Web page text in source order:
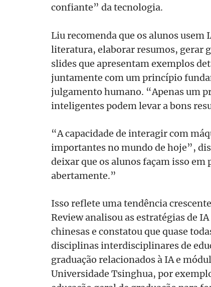
confiante” da tecnologia.
Liu recomenda que os alunos
literatura, elaborar resumos, gerar
slides que apresentam exemplos
juntamente com um princípio
julgamento humano. “Apenas um
inteligentes podem levar a bons
“A capacidade de interagir com
importantes no mundo de hoje”,
deixar que os alunos façam isso
abertamente.”
Isso reflete uma tendência
Review analisou as estratégias de
chinesas e constatou que quase
disciplinas interdisciplinares de
graduação relacionados à IA e
Universidade Tsinghua, por